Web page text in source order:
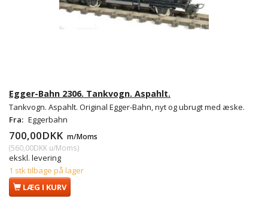
Egger-Bahn 2306. Tankvogn. Aspahlt.
Tankvogn. Aspahlt. Original Egger-Bahn, nyt og ubrugt med æske.
Fra: Eggerbahn
700,00DKK m/Moms
(560,00DKK u/Moms)
ekskl. levering
1 stk tilbage på lager
LÆG I KURV